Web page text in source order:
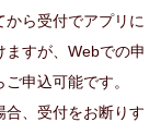
から受付でアプリに
ますが、Webでの申
ご申込可能です。
合、受付をお断りす